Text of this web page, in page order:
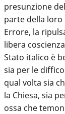
presunzione
parte della loro
Errore, la
libera
Stato italico è
sia per le
qual volta sia
la Chiesa, sia
ossa che